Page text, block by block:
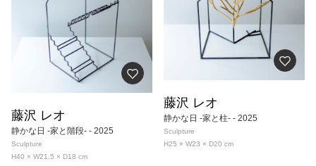
藤沢 レオ
静かな日 -家と階段- - 2025
Sculpture
H40 × W21.5 × D18 cm
藤沢 レオ
静かな日 -家と柱- - 2025
Sculpture
H25 × W23 × D20 cm